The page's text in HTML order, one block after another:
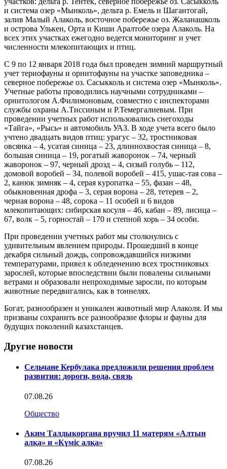
и система озер «Мынколь», дельта р. Емель и Шагантогай,
залив Малый Алаколь, восточное побережье оз. Жаланашколь
и острова Улькен, Орта и Киши Аралтобе озера Алаколь. На
всех этих участках ежегодно ведется мониторинг и учет
численности млекопитающих и птиц.
С 9 по 12 января 2018 года был проведен зимний маршрутный
учет териофауны и орнитофауны на участке заповедника –
северное побережье оз. Сасыкколь и система озер «Мынколь».
Учетные работы проводились научными сотрудниками –
орнитологом А.Филимоновым, совместно с инспекторами
службы охраны А.Тиссиным и Р.Темергалиевым. При
проведении учетных работ использовались снегоходы
«Тайга», «Рысь» и автомобиль УАЗ. В ходе учета всего было
учтено двадцать видов птиц: урагус – 32, тростниковая
овсянка – 4, усатая синица – 23, длиннохвостая синица – 8,
большая синица – 19, рогатый жаворонок – 74, черный
жаворонок – 97, черный дрозд – 4, сизый голубь – 112,
домовой воробей – 34, полевой воробей – 415, ушас-тая сова –
2, канюк зимняк – 4, серая куропатка – 55, фазан – 48,
обыкновенная дрофа – 3, серая ворона – 28, тетерев – 2,
черная ворона – 48, сорока – 11 особей и 6 видов
млекопитающих: сибирская косуля – 46, кабан – 89, лисица –
67, волк – 5, горностай – 170 и степной хорь – 34 особи.
При проведении учетных работ мы столкнулись с
удивительным явлением природы. Прошедший в конце
декабря сильный дождь, сопровождавшийся низкими
температурами, привел к обледенению всех тростниковых
зарослей, которые впоследствии были повалены сильными
ветрами и образовали непроходимые заросли, по которым
животные передвигались, как в тоннелях.
Богат, разнообразен и уникален животный мир Алаколя. И мы
призваны сохранить все разнообразие флоры и фауны для
будущих поколений казахстанцев.
Другие новости
Сельчане Кербулака предложили решения проблем
развития: дороги, вода, связь
07.08.26
Общество
Аким Талдыкоргана вручил 11 матерям «Алтын
алқа» и «Күміс алқа»
07.08.26